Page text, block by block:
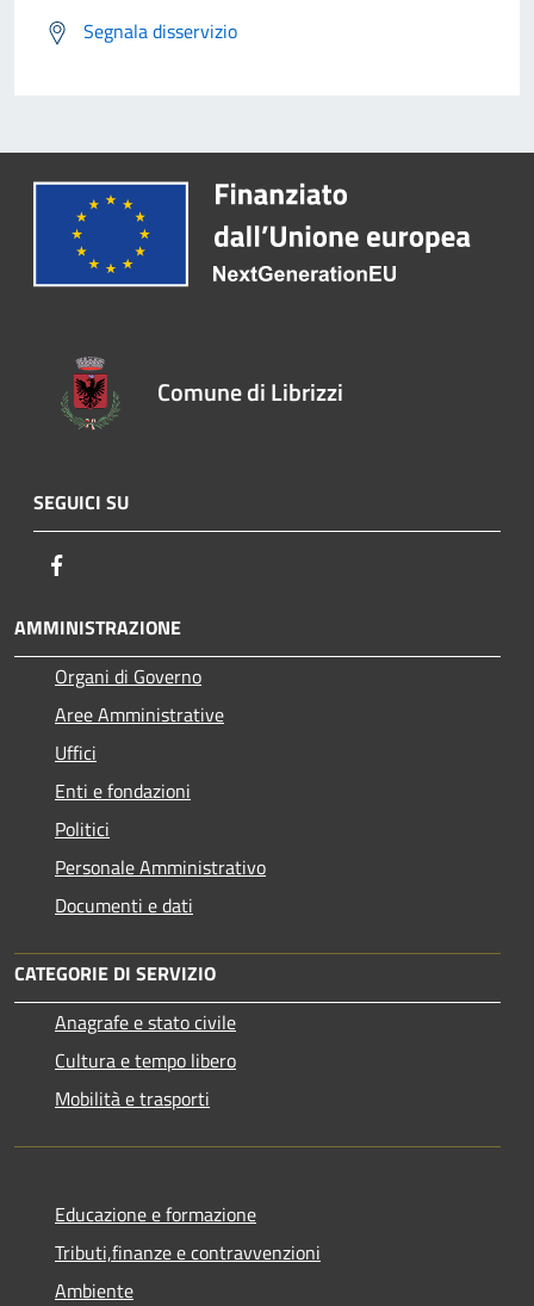
Segnala disservizio
Comune di Librizzi
SEGUICI SU
AMMINISTRAZIONE
Organi di Governo
Aree Amministrative
Uffici
Enti e fondazioni
Politici
Personale Amministrativo
Documenti e dati
CATEGORIE DI SERVIZIO
Anagrafe e stato civile
Cultura e tempo libero
Mobilità e trasporti
Educazione e formazione
Tributi,finanze e contravvenzioni
Ambiente